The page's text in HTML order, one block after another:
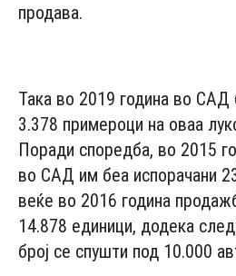
продава.
Така во 2019 година во САД
3.378 примероци на оваа
Поради споредба, во 2015
во САД им беа испорачани
веќе во 2016 година
14.878 единици, додека
број се спушти под 10.000